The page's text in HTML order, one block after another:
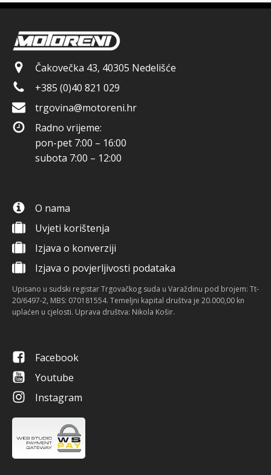
Čakovečka 43, 40305 Nedelišće
+385 (0)40 821 029
trgovina@motoreni.hr
Radno vrijeme:
pon-pet 7:00 – 16:00
subota 7:00 – 12:00
O nama
Uvjeti korištenja
Izjava o konverziji
Izjava o povjerljivosti podataka
Upisano u sudski registar Trgovačkog suda u Varaždinu pod brojem: Tt-
20/6497-2, MBS: 070181554. Temeljni kapital društva je 20.000,00 kn
uplaćen u cjelosti. Uprava društva: Nikola Košir.
Facebook
Youtube
Instagram